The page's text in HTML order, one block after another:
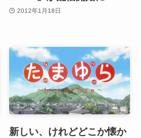
2012年1月18日
新しい、けれどどこか懐か